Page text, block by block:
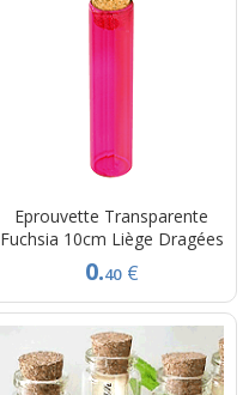
Eprouvette Transparente
Fuchsia 10cm Liège Dragées
0.40 €